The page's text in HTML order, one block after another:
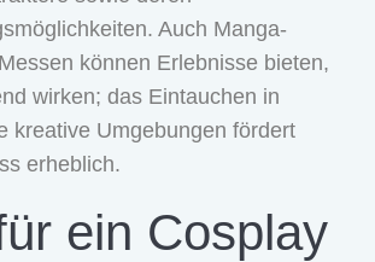
Auch Manga-
können Erlebnisse bieten,
wirken; das Eintauchen in
kreative Umgebungen fördert
erheblich.
ein Cosplay